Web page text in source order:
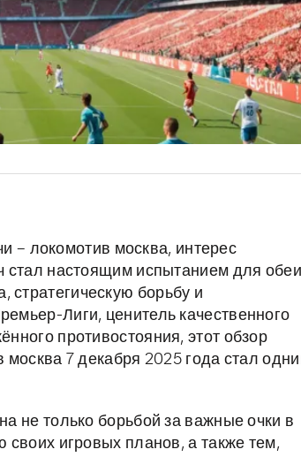
– локомотив москва, интерес
стал настоящим испытанием для
борьбу и
Лиги, ценитель качественного
противостояния, этот обзор
7 декабря 2025 года стал
не только борьбой за важные очки в
игровых планов, а также тем,